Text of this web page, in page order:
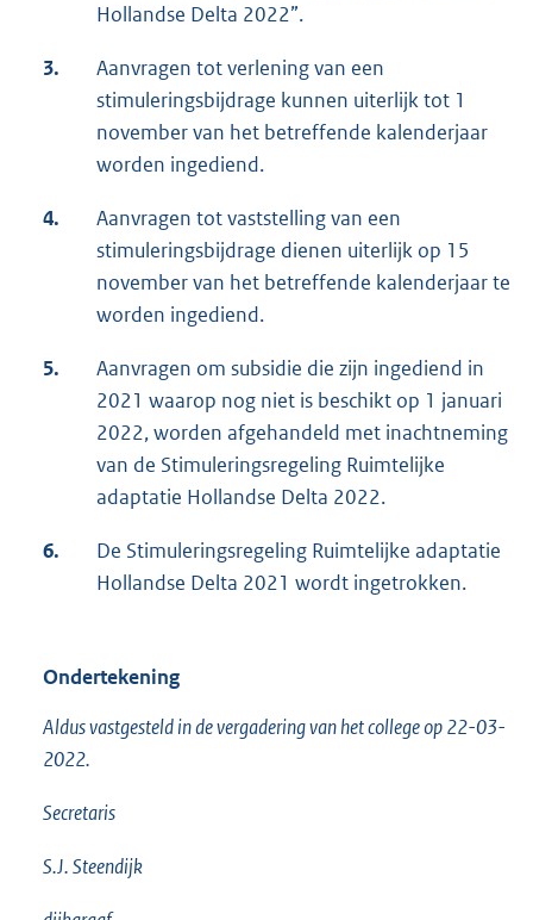
Hollandse Delta 2022”.
3.
Aanvragen tot verlening van een
stimuleringsbijdrage kunnen uiterlijk tot 1
november van het betreffende kalenderjaar
worden ingediend.
4.
Aanvragen tot vaststelling van een
stimuleringsbijdrage dienen uiterlijk op 15
november van het betreffende kalenderjaar te
worden ingediend.
5.
Aanvragen om subsidie die zijn ingediend in
2021 waarop nog niet is beschikt op 1 januari
2022, worden afgehandeld met inachtneming
van de Stimuleringsregeling Ruimtelijke
adaptatie Hollandse Delta 2022.
6.
De Stimuleringsregeling Ruimtelijke adaptatie
Hollandse Delta 2021 wordt ingetrokken.
Ondertekening
Aldus vastgesteld in de vergadering van het college op 22-03-
2022.
Secretaris
S.J. Steendijk